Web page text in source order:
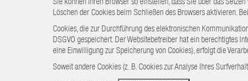
Sie können Ihren Browser so einstellen, dass Sie über das
Löschen der Cookies beim Schließen des Browsers aktivieren.
Cookies, die zur Durchführung des elektronischen
DSGVO gespeichert. Der Websitebetreiber hat ein berechtigtes
eine Einwilligung zur Speicherung von Cookies), erfolgt die
Soweit andere Cookies (z. B. Cookies zur Analyse Ihres